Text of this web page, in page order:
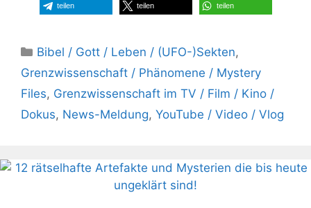
teilen teilen teilen
Kategorien
Bibel / Gott / Leben / (UFO-)Sekten,
Grenzwissenschaft / Phänomene / Mystery
Files, Grenzwissenschaft im TV / Film / Kino /
Dokus, News-Meldung, YouTube / Video / Vlog